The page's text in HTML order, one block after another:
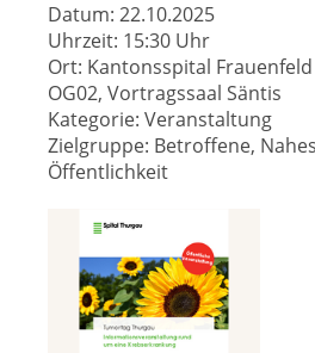
Datum: 22.10.2025
Uhrzeit: 15:30 Uhr
Ort: Kantonsspital
OG02, Vortragssaal Säntis
Kategorie: Veranstaltung
Zielgruppe: Betroffene,
Öffentlichkeit